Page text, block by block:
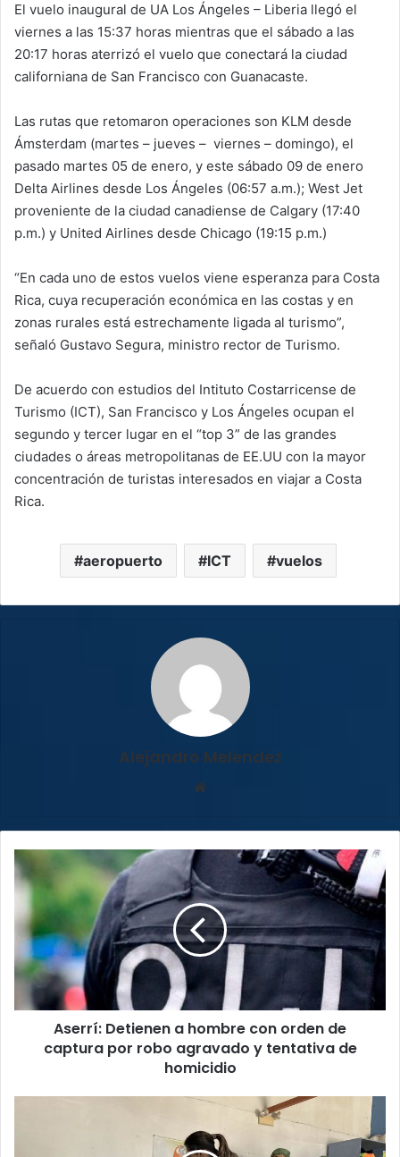
El vuelo inaugural de UA Los Ángeles – Liberia llegó el
viernes a las 15:37 horas mientras que el sábado a las
20:17 horas aterrizó el vuelo que conectará la ciudad
californiana de San Francisco con Guanacaste.
Las rutas que retomaron operaciones son KLM desde
Ámsterdam (martes – jueves – viernes – domingo), el
pasado martes 05 de enero, y este sábado 09 de enero
Delta Airlines desde Los Ángeles (06:57 a.m.); West Jet
proveniente de la ciudad canadiense de Calgary (17:40
p.m.) y United Airlines desde Chicago (19:15 p.m.)
“En cada uno de estos vuelos viene esperanza para Costa
Rica, cuya recuperación económica en las costas y en
zonas rurales está estrechamente ligada al turismo”,
señaló Gustavo Segura, ministro rector de Turismo.
De acuerdo con estudios del Intituto Costarricense de
Turismo (ICT), San Francisco y Los Ángeles ocupan el
segundo y tercer lugar en el “top 3” de las grandes
ciudades o áreas metropolitanas de EE.UU con la mayor
concentración de turistas interesados en viajar a Costa
Rica.
aeropuerto ICT vuelos
Alejandro Melendez
Aserrí:
Detienen
hombre
con
de
captura
por
agravado
Aserrí: Detienen a hombre con orden de
captura por robo agravado y tentativa de
homicidio